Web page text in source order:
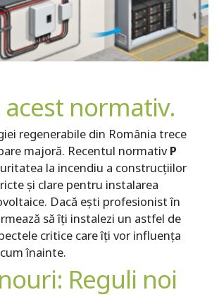
acest normativ.
regenerabile din România trece
majoră. Recentul normativP
la incendiu a construcțiilor
și clare pentru instalarea
Dacă ești profesionist în
să îți instalezi un astfel de
critice care îți vor influența
înainte.
Reguli noi